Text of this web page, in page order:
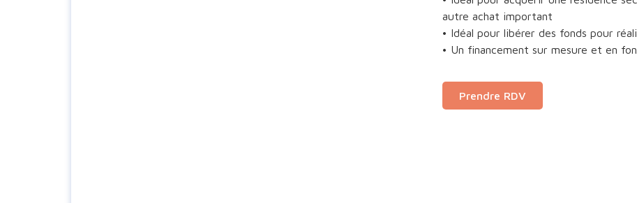
autre achat important
• Idéal pour libérer des fonds pour
• Un financement sur mesure et en
Prendre RDV